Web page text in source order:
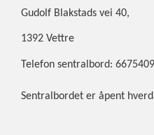
Gudolf Blakstads vei 40,
1392 Vettre
Telefon sentralbord:
Sentralbordet er åpent